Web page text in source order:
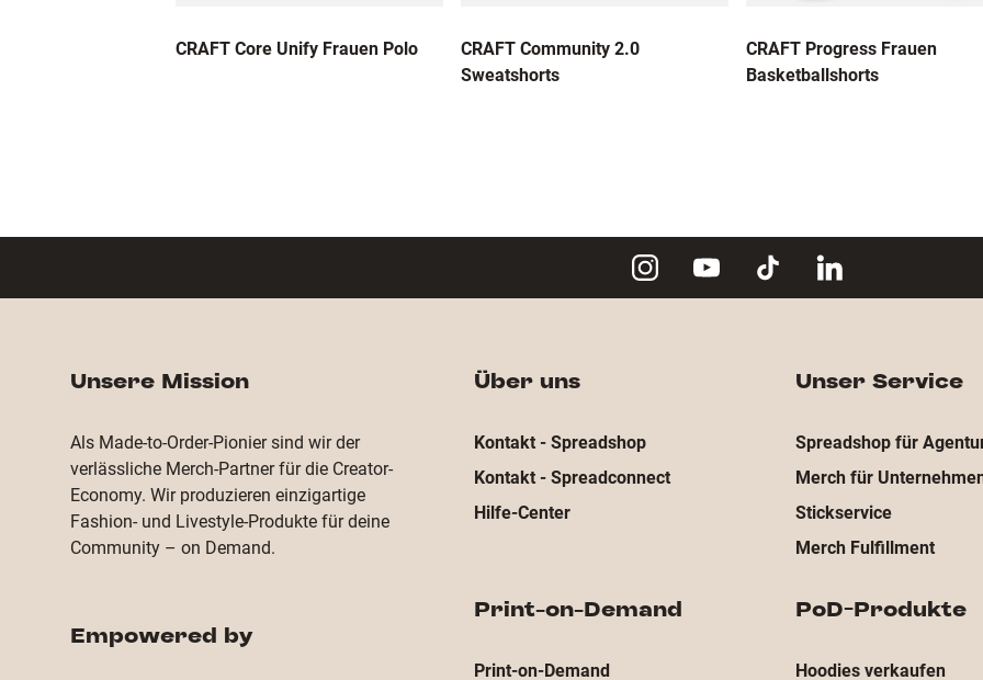
CRAFT Core Unify Frauen Polo
CRAFT Community 2.0
Sweatshorts
CRAFT Progress Frauen
Basketballshorts
Unsere Mission
Als Made-to-Order-Pionier sind wir der
verlässliche Merch-Partner für die Creator-
Economy. Wir produzieren einzigartige
Fashion- und Livestyle-Produkte für deine
Community – on Demand.
Empowered by
Über uns
Kontakt - Spreadshop
Kontakt - Spreadconnect
Hilfe-Center
Unser Service
Spreadshop für
Merch für
Stickservice
Merch Fulfillment
Print-on-Demand
Print-on-Demand
PoD-Produkte
Hoodies verkaufen